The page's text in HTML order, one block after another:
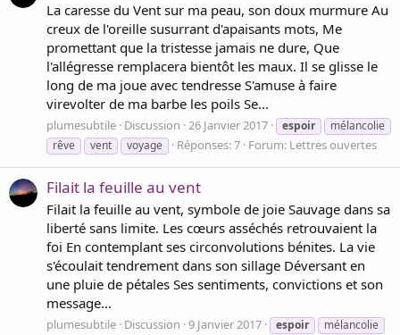
La caresse du Vent sur ma peau, son doux murmure Au
creux de l'oreille susurrant d'apaisants mots, Me
promettant que la tristesse jamais ne dure, Que
l'allégresse remplacera bientôt les maux. Il se glisse le
long de ma joue avec tendresse S'amuse à faire
virevolter de ma barbe les poils Se...
plumesubtile Discussion 26 Janvier 2017 espoir
mélancolie
rêve
vent voyage Réponses: 7 Forum: Lettres ouvertes
Filait la feuille au vent
Filait la feuille au vent, symbole de joie Sauvage dans sa
liberté sans limite. Les cœurs asséchés retrouvaient la
foi En contemplant ses circonvolutions bénites. La vie
s'écoulait tendrement dans son sillage Déversant en
une pluie de pétales Ses sentiments, convictions et son
message...
plumesubtile Discussion 9 Janvier 2017 espoir
mélancolie